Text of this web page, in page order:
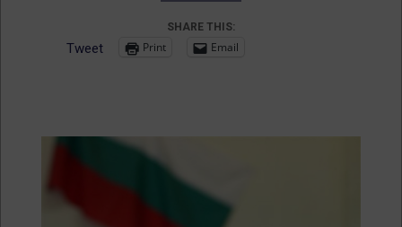
SHARE THIS:
Tweet Print Email